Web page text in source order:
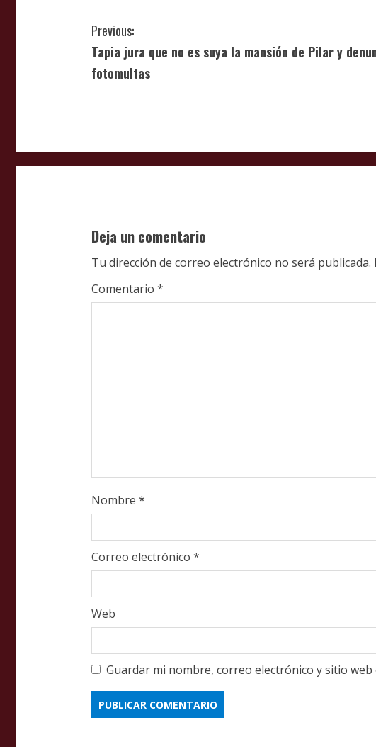
C
o
i
e
R
e
Previous:
Tapia jura que no es suya la mansión de Pilar y
fotomultas
Deja un comentario
Tu dirección de correo electrónico no será publicada.
Comentario *
Nombre *
Correo electrónico *
Web
Guardar mi nombre, correo electrónico y sitio